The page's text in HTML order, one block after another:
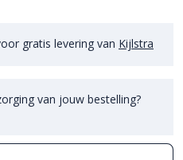
gratis levering van Kijlstra
van jouw bestelling?